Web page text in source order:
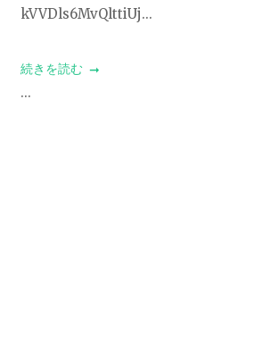
kVVDls6MvQlttiUj...
続きを読む
...